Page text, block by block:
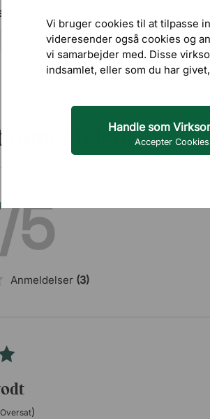
Vi bruger cookies til at tilpasse
videresender også cookies og
vi samarbejder med. Disse
indsamlet, eller som du har
Handle som
Accepter Cookies
/5
Anmeldelser (3)
Oversat)